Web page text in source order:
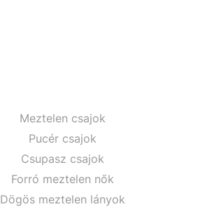
Meztelen csajok
Pucér csajok
Csupasz csajok
Forró meztelen nők
Dögös meztelen lányok